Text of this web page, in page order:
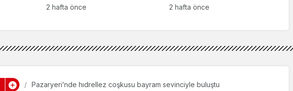
Yaralandı
2 hafta önce
Sancaktepe Teşkilatıyla Bir
2 hafta önce
Pazaryeri’nde hıdrellez coşkusu bayram sevinciyle buluştu